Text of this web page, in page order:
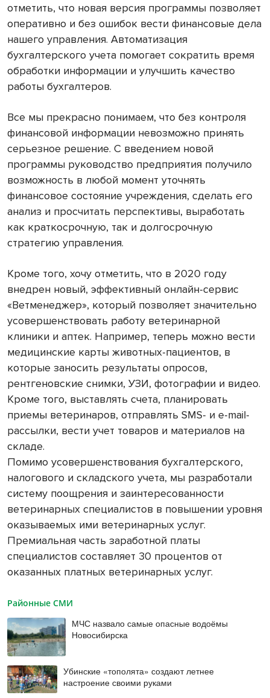
отметить, что новая версия программы позволяет
оперативно и без ошибок вести финансовые дела
нашего управления. Автоматизация
бухгалтерского учета помогает сократить время
обработки информации и улучшить качество
работы бухгалтеров.
Все мы прекрасно понимаем, что без контроля
финансовой информации невозможно принять
серьезное решение. С введением новой
программы руководство предприятия получило
возможность в любой момент уточнять
финансовое состояние учреждения, сделать его
анализ и просчитать перспективы, выработать
как краткосрочную, так и долгосрочную
стратегию управления.
Кроме того, хочу отметить, что в 2020 году
внедрен новый, эффективный онлайн-сервис
«Ветменеджер», который позволяет значительно
усовершенствовать работу ветеринарной
клиники и аптек. Например, теперь можно вести
медицинские карты животных-пациентов, в
которые заносить результаты опросов,
рентгеновские снимки, УЗИ, фотографии и видео.
Кроме того, выставлять счета, планировать
приемы ветеринаров, отправлять SMS- и e-mail-
рассылки, вести учет товаров и материалов на
складе.
Помимо усовершенствования бухгалтерского,
налогового и складского учета, мы разработали
систему поощрения и заинтересованности
ветеринарных специалистов в повышении уровня
оказываемых ими ветеринарных услуг.
Премиальная часть заработной платы
специалистов составляет 30 процентов от
оказанных платных ветеринарных услуг.
Районные СМИ
МЧС назвало самые опасные водоёмы
Новосибирска
Убинские «тополята» создают летнее
настроение своими руками